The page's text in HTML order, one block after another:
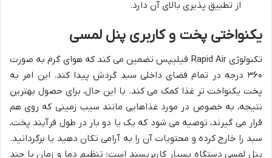
از تطبیق پذیری بالای آن دارد.
یکنواختی پخت و کاربری پنل لمسی
تکنولوژی Rapid Air فیلیپس تضمین می کند که هوای گرم به صورت
۳۶۰ درجه در تمام فضای داخلی سبد گردش پیدا کند. این امر به
پخت یکنواخت تر غذا کمک می کند. با این حال، برای حصول بهترین
نتیجه، به خصوص در مورد غذاهایی مانند سیب زمینی که روی هم
قرار می گیرند، توصیه می شود که یک یا دو بار در طول فرآیند پخت،
سبد را خارج کرده و محتویات آن را به آرامی تکان دهید یا برگردانید.
پنل لمسی دستگاه بسیار کاربرپسند است؛ تنظیم دما و زمان با چند